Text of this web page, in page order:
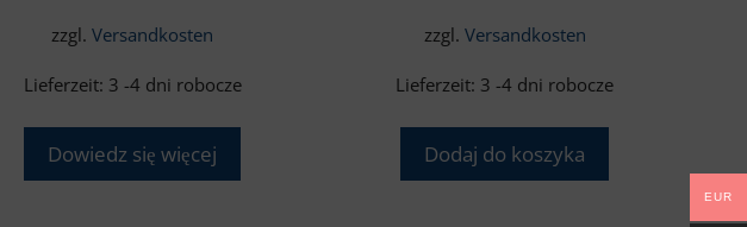
zzgl.Versandkosten
Lieferzeit: 3 -4 dni robocze
Dowiedz się więcej
zzgl. Versandkosten
Lieferzeit: 3 -4 dni robocze
Dodaj do koszyka
EUR